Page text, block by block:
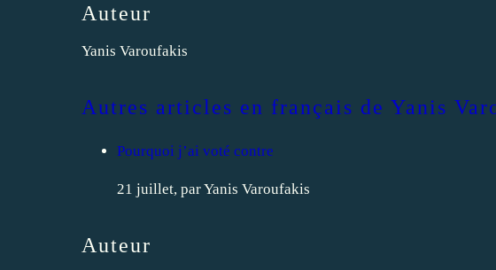
Auteur
Yanis Varoufakis
Autres articles en français de Yanis
Pourquoi j’ai voté contre
21 juillet, par Yanis Varoufakis
Auteur